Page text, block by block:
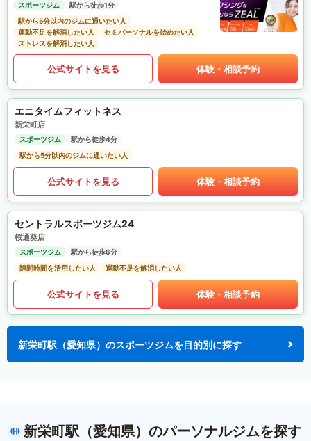
スポーツジム
駅から徒歩1分
駅から5分以内のジムに通いたい人
運動不足を解消したい人
セミパーソナルを始めたい人
ストレスを解消したい人
公式サイトを見る 体験・相談予約
エニタイムフィットネス
新栄町店
スポーツジム
駅から徒歩4分
駅から5分以内のジムに通いたい人
公式サイトを見る 体験・相談予約
セントラルスポーツジム24
桜通葵店
スポーツジム
駅から徒歩6分
隙間時間を活用したい人
運動不足を解消したい人
公式サイトを見る 体験・相談予約
新栄町駅（愛知県）のスポーツジムを目的別に探す
新栄町駅（愛知県）のパーソナルジムを探す